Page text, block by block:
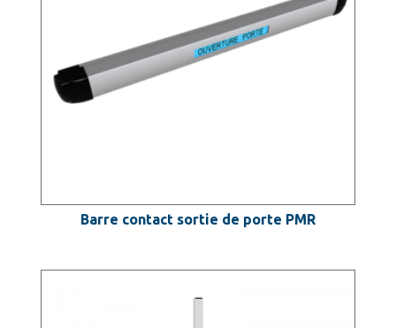
Barre contact sortie de porte PMR